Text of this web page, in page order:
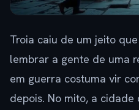
Troia caiu de um jeito
lembrar a gente de uma
em guerra costuma vir
depois. No mito, a